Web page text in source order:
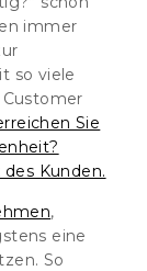
immer
so viele
Sie
Kunden.
,
eine
So